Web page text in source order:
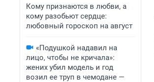
Кому признаются в любви, а
кому разобьют сердце:
любовный гороскоп на август
«Подушкой надавил на
лицо, чтобы не кричала»:
жених убил модель и год
возил ее труп в чемодане —